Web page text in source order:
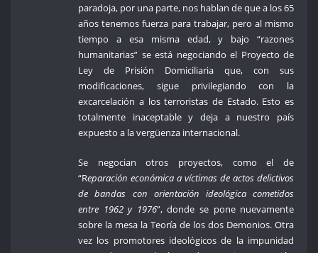
paradoja, por una parte, nos hablan de que a los 65
años tenemos fuerza para trabajar, pero al mismo
tiempo a esa misma edad, y bajo “razones
humanitarias” se está negociando el Proyecto de
Ley de Prisión Domiciliaria que, con sus
modificaciones, sigue privilegiando con la
excarcelación a los terroristas de Estado. Esto es
totalmente inaceptable y deja a nuestro país
expuesto a la vergüenza internacional.
Se negocian otros proyectos, como el de
“Reparación económica a víctimas de actos delictivos
de bandas con orientación ideológica cometidos
entre 1962 y 1976”, donde se pone nuevamente
sobre la mesa la Teoría de los dos Demonios. Otra
vez los promotores ideológicos de la impunidad